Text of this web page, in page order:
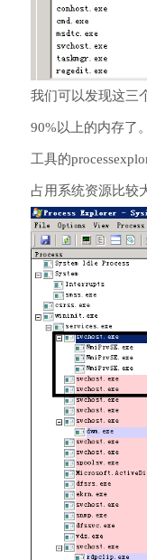
我们可以发现这三
90%以上的内存了
工具的
占用系统资源比较